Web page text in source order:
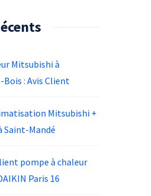
Mitsubishi à
: Avis Client
Mitsubishi +
Saint-Mandé
pompe à chaleur
Paris 16